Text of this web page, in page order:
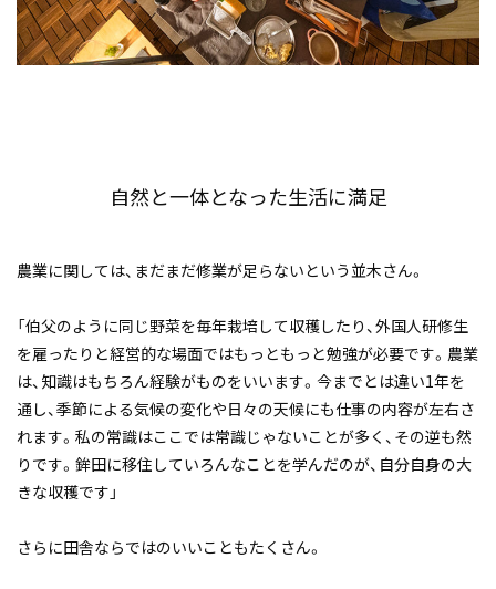
自然と一体となった生活に満足
農業に関しては、まだまだ修業が足らないという並木さん。
「伯父のように同じ野菜を毎年栽培して収穫したり、外国人研修生
を雇ったりと経営的な場面ではもっともっと勉強が必要です。農業
は、知識はもちろん経験がものをいいます。今までとは違い1年を
通し、季節による気候の変化や日々の天候にも仕事の内容が左右さ
れます。私の常識はここでは常識じゃないことが多く、その逆も然
りです。鉾田に移住していろんなことを学んだのが、自分自身の大
きな収穫です」
さらに田舎ならではのいいこともたくさん。